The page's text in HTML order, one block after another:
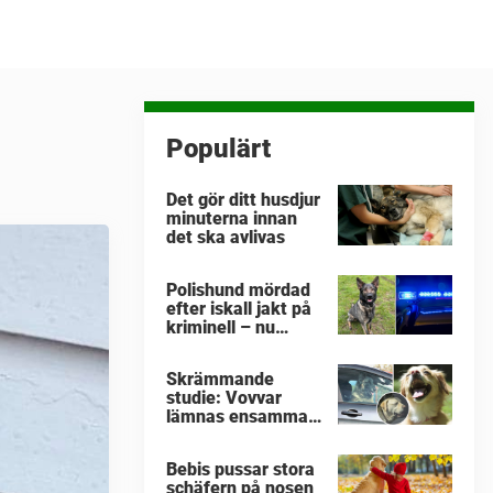
Populärt
Det gör ditt husdjur
minuterna innan
det ska avlivas
Polishund mördad
efter iskall jakt på
kriminell – nu
kollegorna
Skrämmande
studie: Vovvar
lämnas ensamma i
vädjan: "Planera i
Bebis pussar stora
schäfern på nosen